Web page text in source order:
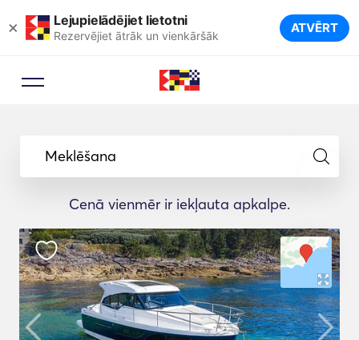
× Lejupielādējiet lietotni
Rezervējiet ātrāk un vienkāršāk ATVĒRT
Meklēšana
Cenā vienmēr ir iekļauta apkalpe.